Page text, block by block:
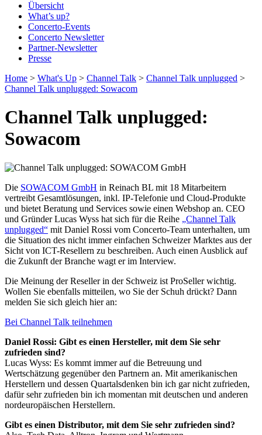
Übersicht
What’s up?
Concerto-Events
Concerto Newsletter
Partner-Newsletter
Presse
Home > What's Up > Channel Talk > Channel Talk unplugged >
Channel Talk unplugged: Sowacom
Channel Talk unplugged:
Sowacom
Die SOWACOM GmbH in Reinach BL mit 18 Mitarbeitern
vertreibt Gesamtlösungen, inkl. IP-Telefonie und Cloud-Produkte
und bietet Beratung und Services sowie einen Webshop an. CEO
und Gründer Lucas Wyss hat sich für die Reihe „Channel Talk
unplugged“ mit Daniel Rossi vom Concerto-Team unterhalten, um
die Situation des nicht immer einfachen Schweizer Marktes aus der
Sicht von ICT-Resellern zu beschreiben. Auch einen Ausblick auf
die Zukunft der Branche wagt er im Interview.
Die Meinung der Reseller in der Schweiz ist ProSeller wichtig.
Wollen Sie ebenfalls mitteilen, wo Sie der Schuh drückt? Dann
melden Sie sich gleich hier an:
Bei Channel Talk teilnehmen
Daniel Rossi: Gibt es einen Hersteller, mit dem Sie sehr
zufrieden sind?
Lucas Wyss: Es kommt immer auf die Betreuung und
Wertschätzung gegenüber den Partnern an. Mit amerikanischen
Herstellern und dessen Quartalsdenken bin ich gar nicht zufrieden,
dafür sehr zufrieden bin ich momentan mit deutschen und anderen
nordeuropäischen Herstellern.
Gibt es einen Distributor, mit dem Sie sehr zufrieden sind?